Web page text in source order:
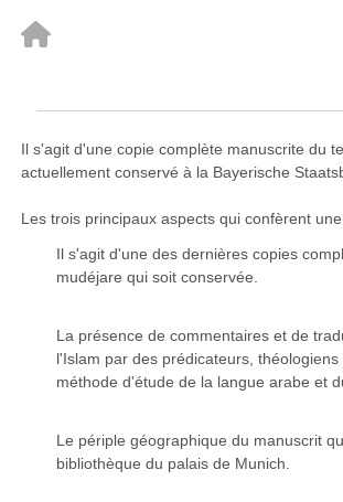
Il s'agit d'une copie complète manuscrite du
actuellement conservé à la Bayerische
Les trois principaux aspects qui confèrent
Il s'agit d'une des dernières copies
mudéjare qui soit conservée.
La présence de commentaires et de
l'Islam par des prédicateurs,
méthode d'étude de la langue arabe et
Le périple géographique du manuscrit
bibliothèque du palais de Munich.